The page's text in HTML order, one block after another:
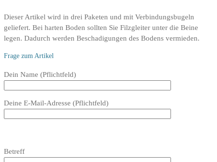
Dieser Artikel wird in drei Paketen und mit Verbindungsbugeln
geliefert. Bei harten Boden sollten Sie Filzgleiter unter die Beine
legen. Dadurch werden Beschadigungen des Bodens vermieden.
Frage zum Artikel
Bitte
Feld
Dein Name (Pflichtfeld)
Deine E-Mail-Adresse (Pflichtfeld)
dieses
lasse
Betreff